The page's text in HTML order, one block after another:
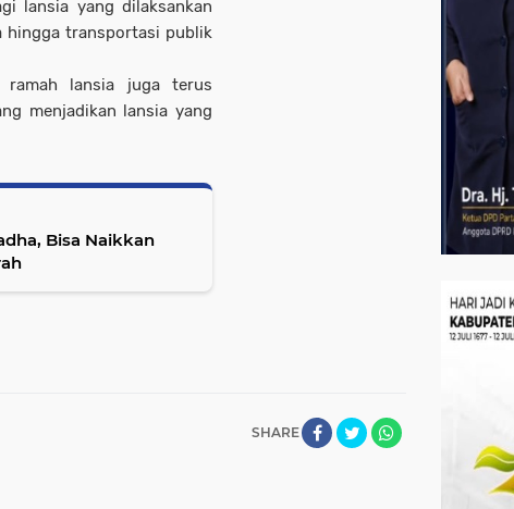
lansia yang dilaksankan
hingga transportasi publik
lansia juga terus
menjadikan lansia yang
Bisa Naikkan
SHARE